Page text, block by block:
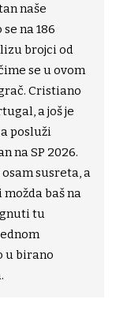
naše
na 186
brojci od
se u ovom
Cristiano
a još je
posluži
na SP 2026.
susreta, a
možda baš na
tu
u birano